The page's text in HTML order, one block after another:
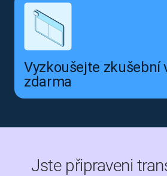
Vyzkoušejte zkušební
zdarma
Jste připraveni